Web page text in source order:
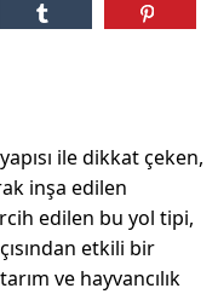
ile dikkat çeken,
inşa edilen
edilen bu yol tipi,
etkili bir
ve hayvancılık